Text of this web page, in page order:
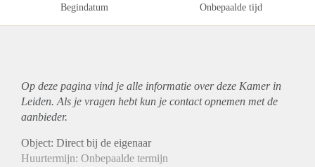
Begindatum Onbepaalde tijd
Op deze pagina vind je alle informatie over deze Kamer in
Leiden. Als je vragen hebt kun je contact opnemen met de
aanbieder.
Object: Direct bij de eigenaar
Huurtermijn: Onbepaalde termijn